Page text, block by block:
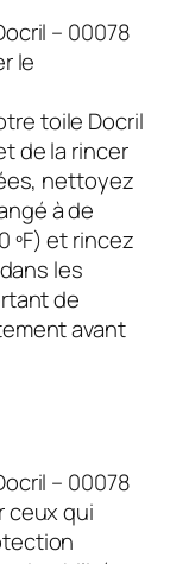
– 00078
le
toile Docril
de la rincer
nettoyez
à de
ºF) et rincez
les
de
avant
– 00078
ceux qui